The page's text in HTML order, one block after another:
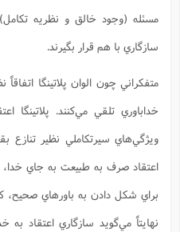
مسئله (وجود خالق و نظريه تكامل)
سازگاري با هم قرار بگيرند.
متفكراني چون الوان پلاتينگا اتفاقاً
خداباوري تلقي مي‌كنند. پلاتينگا
ويژگي‌هاي سيرتكاملي نظير تنازع
اعتقاد صرف به طبيعت به جاي خدا،
براي شكل دادن به باورهاي صحيح،
نهايتاً مي‌گويد سازگاري اعتقاد به